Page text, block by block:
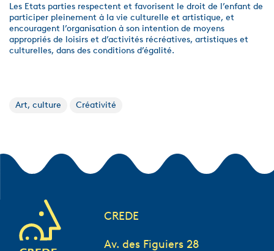
Les Etats parties respectent et favorisent le droit de l’enfant de
participer pleinement à la vie culturelle et artistique, et
encouragent l’organisation à son intention de moyens
appropriés de loisirs et d’activités récréatives, artistiques et
culturelles, dans des conditions d’égalité.
Art, culture Créativité
CREDE
Av. des Figuiers 28